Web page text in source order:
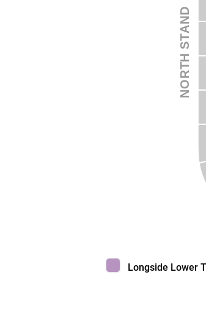
NORTH STAND
Longside Lower
Longside Lower